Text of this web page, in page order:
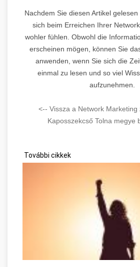
Nachdem Sie diesen Artikel
sich beim Erreichen Ihrer
wohler fühlen. Obwohl die
erscheinen mögen, können Sie
anwenden, wenn Sie sich die
einmal zu lesen und so viel
aufzunehmen.
<-- Vissza a Network Marketing
Kaposszekcső Tolna megye
További cikkek